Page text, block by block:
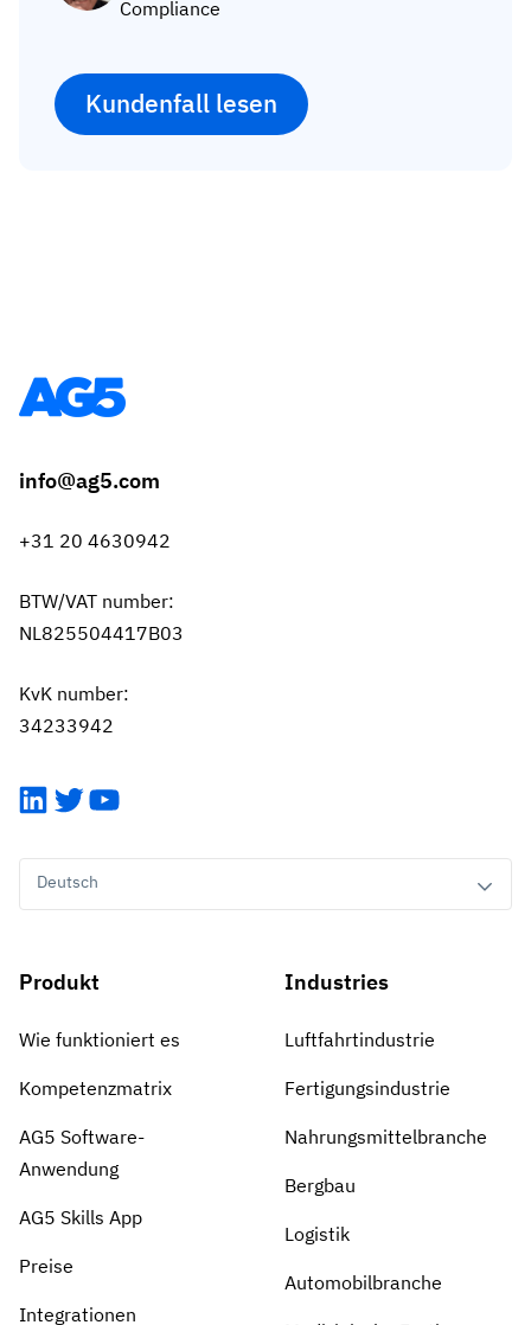
Compliance
Kundenfall lesen
info@ag5.com
+31 20 4630942
BTW/VAT number:
NL825504417B03
KvK number:
34233942
LinkedIn
TwitterYouTube
Deutsch
Produkt
Wie funktioniert es
Kompetenzmatrix
AG5 Software-
Anwendung
AG5 Skills App
Preise
Integrationen
Industries
Luftfahrtindustrie
Fertigungsindustrie
Nahrungsmittelbranche
Bergbau
Logistik
Automobilbranche